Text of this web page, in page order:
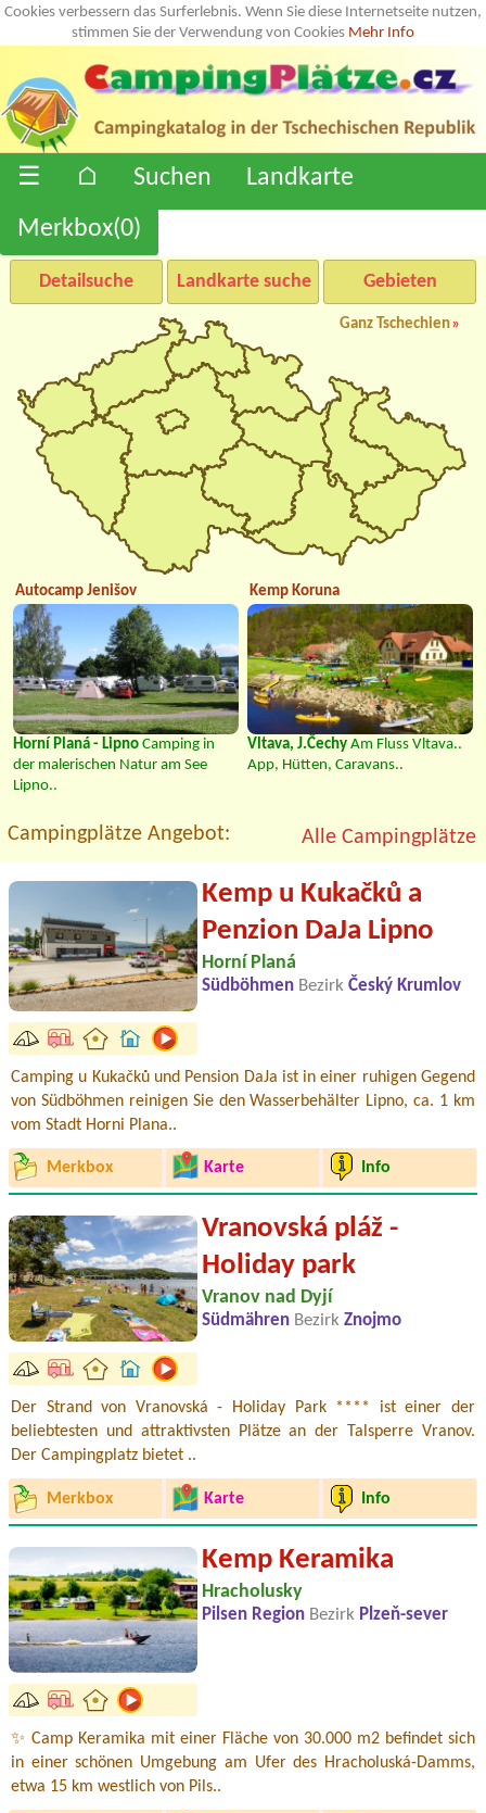
Cookies verbessern das Surferlebnis. Wenn Sie diese Internetseite nutzen,
stimmen Sie der Verwendung von Cookies Mehr Info
☰ ⌂ Suchen
Landkarte
Merkbox(0)
Detailsuche Landkarte suche Gebieten
Ganz Tschechien»
Autocamp Jenišov
Horní Planá - Lipno Camping in
der malerischen Natur am See
Lipno..
Kemp Koruna
Vltava, J.Čechy Am Fluss Vltava..
App, Hütten, Caravans..
Campingplätze Angebot: Alle Campingplätze
Kemp u Kukačků a
Penzion DaJa Lipno
Horní Planá
Südböhmen Bezirk Český Krumlov
Camping u Kukačků und Pension DaJa ist in einer ruhigen Gegend
von Südböhmen reinigen Sie den Wasserbehälter Lipno, ca. 1 km
vom Stadt Horni Plana..
Merkbox Karte Info
Vranovská pláž -
Holiday park
Vranov nad Dyjí
Südmähren Bezirk Znojmo
Der Strand von Vranovská - Holiday Park **** ist einer der
beliebtesten und attraktivsten Plätze an der Talsperre Vranov.
Der Campingplatz bietet ..
Merkbox Karte Info
Kemp Keramika
Hracholusky
Pilsen Region Bezirk Plzeň-sever
✨ Camp Keramika mit einer Fläche von 30.000 m2 befindet sich
in einer schönen Umgebung am Ufer des Hracholuská-Damms,
etwa 15 km westlich von Pils..